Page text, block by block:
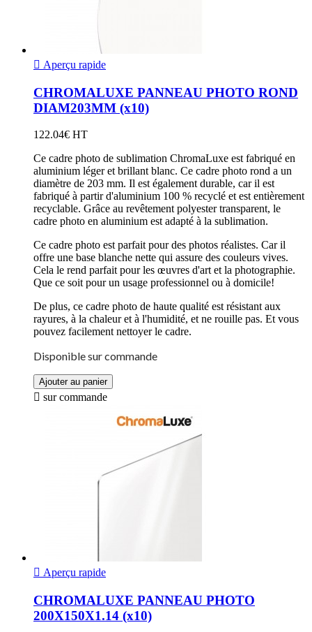
 Aperçu rapide
CHROMALUXE PANNEAU PHOTO ROND
DIAM203MM (x10)
122.04€ HT
Ce cadre photo de sublimation ChromaLuxe est fabriqué en
aluminium léger et brillant blanc. Ce cadre photo rond a un
diamètre de 203 mm. Il est également durable, car il est
fabriqué à partir d'aluminium 100 % recyclé et est entièrement
recyclable. Grâce au revêtement polyester transparent, le
cadre photo en aluminium est adapté à la sublimation.
Ce cadre photo est parfait pour des photos réalistes. Car il
offre une base blanche nette qui assure des couleurs vives.
Cela le rend parfait pour les œuvres d'art et la photographie.
Que ce soit pour un usage professionnel ou à domicile!
De plus, ce cadre photo de haute qualité est résistant aux
rayures, à la chaleur et à l'humidité, et ne rouille pas. Et vous
pouvez facilement nettoyer le cadre.
Disponible sur commande
Ajouter au panier
 sur commande
 Aperçu rapide
CHROMALUXE PANNEAU PHOTO
200X150X1.14 (x10)